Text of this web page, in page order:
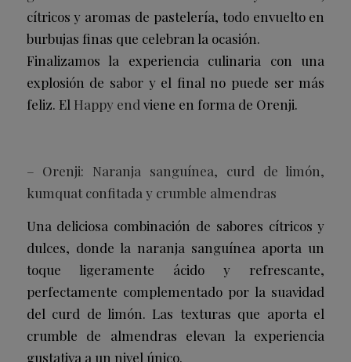
cítricos y aromas de pastelería, todo envuelto en
burbujas finas que celebran la ocasión.
Finalizamos la experiencia culinaria con una
explosión de sabor y el final no puede ser más
feliz. El Happy end viene en forma de Orenji.
– Orenji: Naranja sanguínea, curd de limón,
kumquat confitada y crumble almendras
Una deliciosa combinación de sabores cítricos y
dulces, donde la naranja sanguínea aporta un
toque ligeramente ácido y refrescante,
perfectamente complementado por la suavidad
del curd de limón. Las texturas que aporta el
crumble de almendras elevan la experiencia
gustativa a un nivel único.